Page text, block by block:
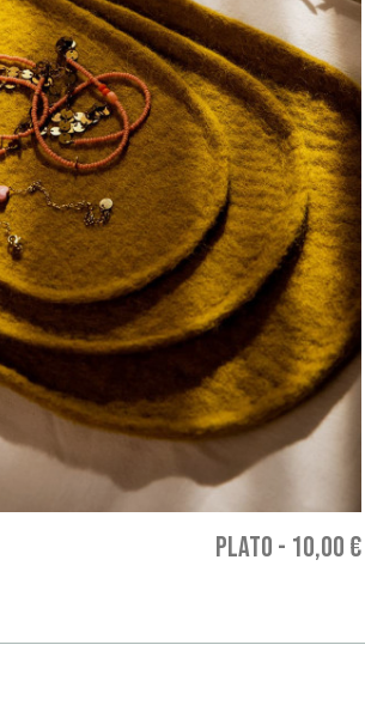
PLATO - 10,00 €